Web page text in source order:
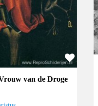
van de Droge